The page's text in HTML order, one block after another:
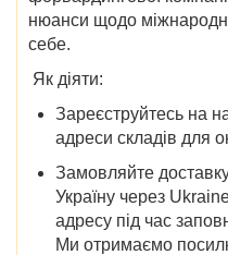
нюанси щодо
себе.
Як діяти:
Зареєструйтесь на
адреси складів для
Замовляйте
Україну через
адресу під час
Ми отримаємо